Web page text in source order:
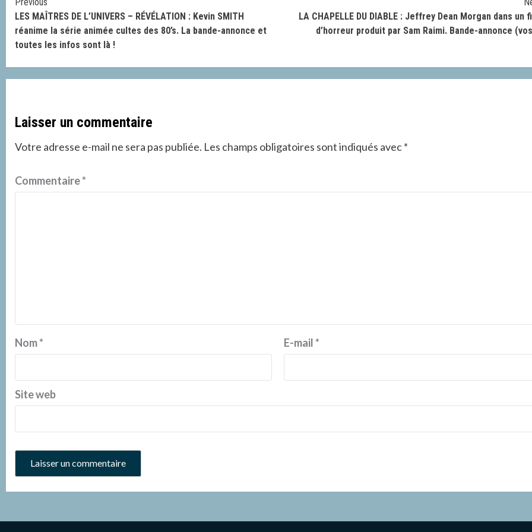
Continue
Reading
LES MAÎTRES DE L’UNIVERS – RÉVÉLATION : Kevin SMITH
réanime la série animée cultes des 80’s. La bande-annonce et
toutes les infos sont là !
LA CHAPELLE DU DIABLE : Jeffrey Dean Morgan dans un
d’horreur produit par Sam Raimi. Bande-annonce
Laisser un commentaire
Votre adresse e-mail ne sera pas publiée. Les champs obligatoires sont indiqués avec*
Commentaire*
Nom* E-mail*
Site web